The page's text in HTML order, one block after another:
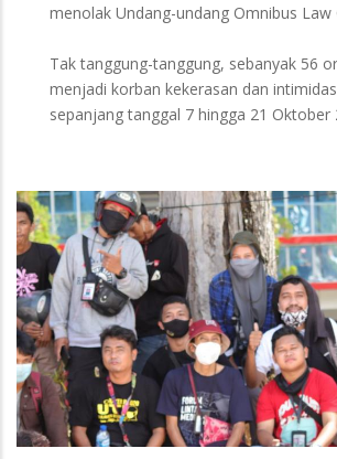
menolak Undang-undang Omnibus Law
Tak tanggung-tanggung, sebanyak 56
menjadi korban kekerasan dan
sepanjang tanggal 7 hingga 21 Oktober